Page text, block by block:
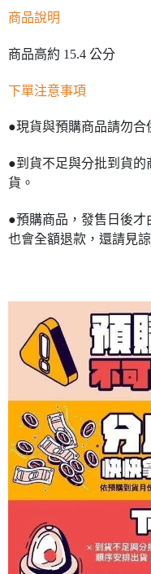
商品說明
商品高約 15.4 公分
下單注意事項
●現貨與預購商品請勿合
●到貨不足與分批到貨
貨。
●預購商品，發售日後
也會全額退款，還請見諒